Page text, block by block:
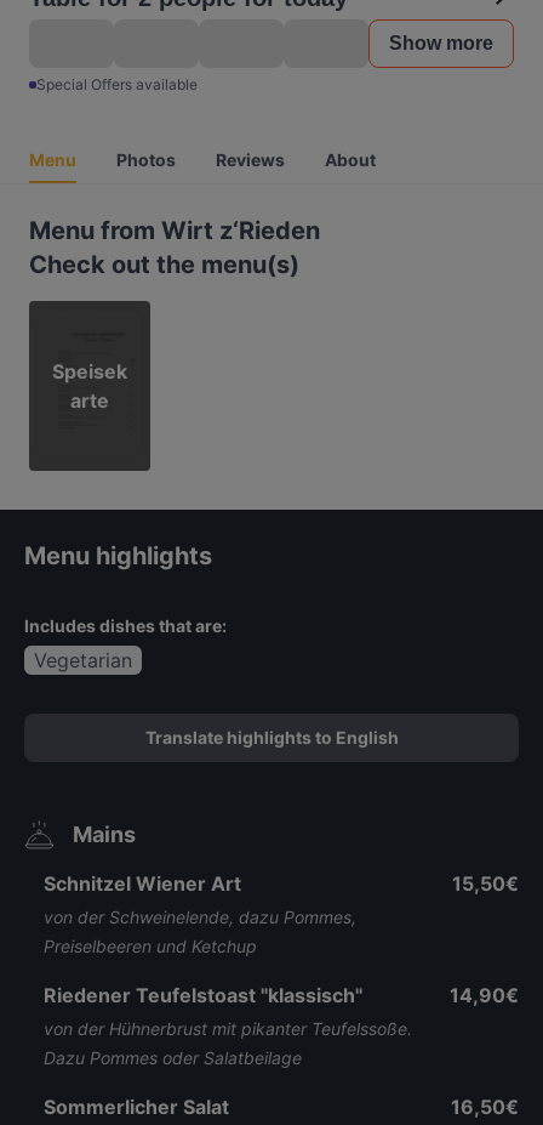
Show more
Special Offers available
Menu Photos Reviews About
Menu from Wirt z‘Rieden
Check out the menu(s)
Speisek
arte
Menu highlights
Includes dishes that are:
Vegetarian
Translate highlights to English
Mains
Schnitzel Wiener Art
von der Schweinelende, dazu Pommes,
Preiselbeeren und Ketchup
15,50€
Riedener Teufelstoast "klassisch"
von der Hühnerbrust mit pikanter Teufelssoße.
Dazu Pommes oder Salatbeilage
14,90€
Sommerlicher Salat 16,50€